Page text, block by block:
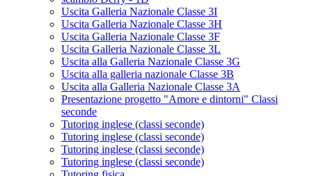
Uscita Galleria Nazionale Classe 3I
Uscita Galleria Nazionale Classe 3H
Uscita Galleria Nazionale Classe 3F
Uscita Galleria Nazionale Classe 3L
Uscita alla Galleria Nazionale Classe 3G
Uscita alla galleria nazionale Classe 3B
Uscita alla Galleria Nazionale Classe 3A
Presentazione progetto "Amore e dintorni" Classi
seconde
Tutoring inglese (classi seconde)
Tutoring inglese (classi seconde)
Tutoring inglese (classi seconde)
Tutoring inglese (classi seconde)